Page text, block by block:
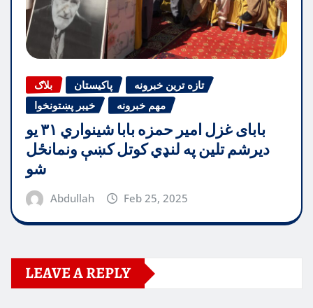
بلاګ پاکیستان
تازه ترین خبرونه
خیبر پښتونخوا
مهم خبرونه
بابای غزل امیر حمزه بابا شینواري ۳۱ یو
دیرشم تلین په لنډي کوتل کښې ونمانځل
شو
Abdullah Feb 25, 2025
LEAVE A REPLY